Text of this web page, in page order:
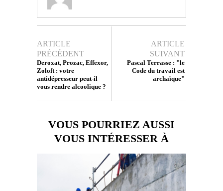
ARTICLE
PRÉCÉDENT
Deroxat, Prozac, Effexor,
Zoloft : votre
antidépresseur peut-il
vous rendre alcoolique ?
ARTICLE
SUIVANT
Pascal Terrasse : "le
Code du travail est
archaïque"
VOUS POURRIEZ AUSSI
VOUS INTÉRESSER À